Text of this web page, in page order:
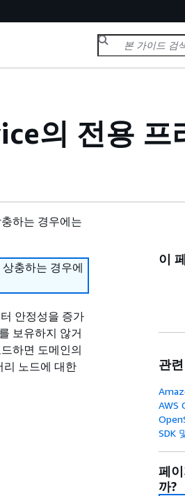
의 전용 프
하는 경우에는
충하는 경우에
안정성을 증가
보유하지 않거
하면 도메인의
리 노드에 대한
이
관
AWS
SDK
페
까?